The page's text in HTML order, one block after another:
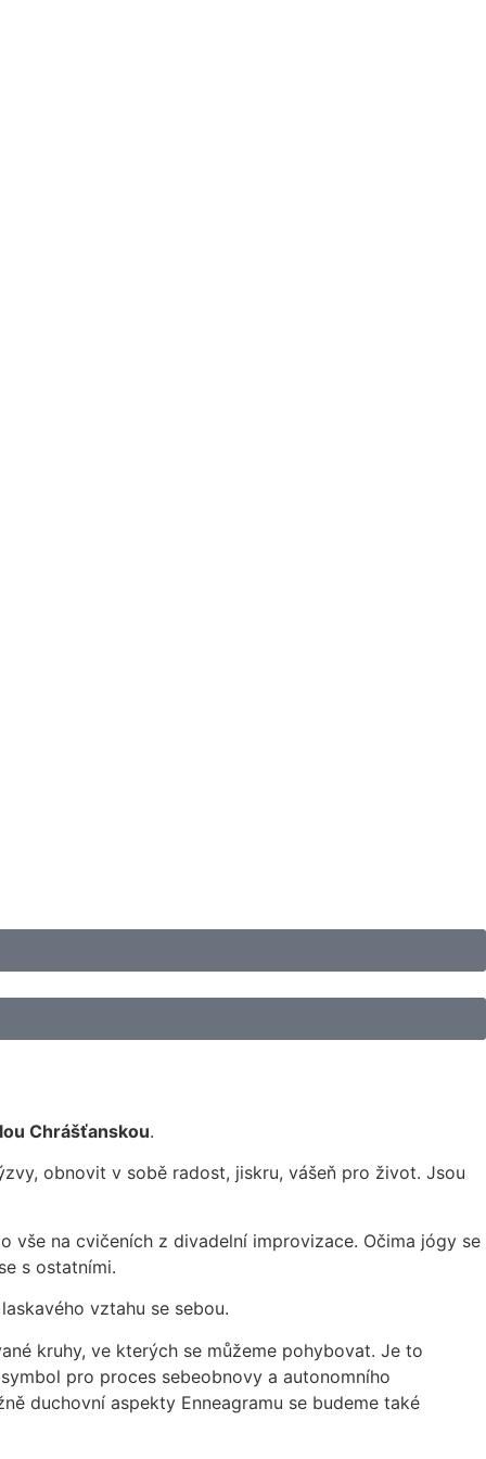
Chrášťanskou.
obnovit v sobě radost, jiskru, vášeň pro život. Jsou
vše na cvičeních z divadelní improvizace. Očima jógy se
s ostatními.
vztahu se sebou.
kruhy, ve kterých se můžeme pohybovat. Je to
pro proces sebeobnovy a autonomního
duchovní aspekty Enneagramu se budeme také